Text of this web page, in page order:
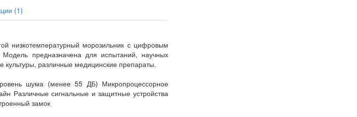
(1)
низкотемпературный морозильник с цифровым
предназначена для испытаний, научных
культуры, различные медицинские препараты.
шума (менее 55 ДБ) Микропроцессорное
Различные сигнальные и защитные устройства
замок